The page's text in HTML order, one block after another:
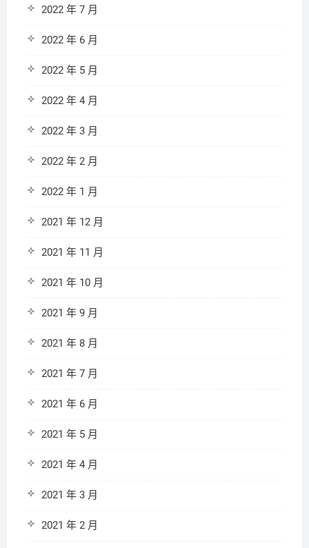
2022 年 7 月
2022 年 6 月
2022 年 5 月
2022 年 4 月
2022 年 3 月
2022 年 2 月
2022 年 1 月
2021 年 12 月
2021 年 11 月
2021 年 10 月
2021 年 9 月
2021 年 8 月
2021 年 7 月
2021 年 6 月
2021 年 5 月
2021 年 4 月
2021 年 3 月
2021 年 2 月